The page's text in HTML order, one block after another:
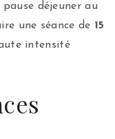
déjeuner au
une séance de 15
intensité